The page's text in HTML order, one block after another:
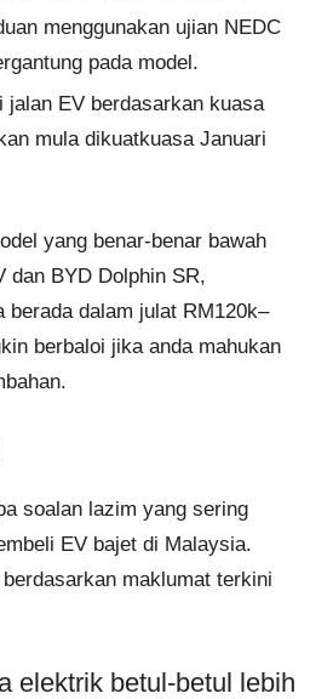
menggunakan ujian NEDC
pada model.
jalan EV berdasarkan kuasa
mula dikuatkuasa Januari
yang benar-benar bawah
dan BYD Dolphin SR,
berada dalam julat RM120k–
berbaloi jika anda mahukan
soalan lazim yang sering
EV bajet di Malaysia.
maklumat terkini
elektrik betul-betul lebih